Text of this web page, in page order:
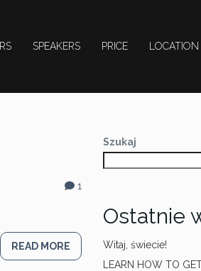
SPEAKERS PRICE LOCATION
1
READ MORE
Szukaj
Ostatnie
Witaj, świecie!
LEARN HOW TO